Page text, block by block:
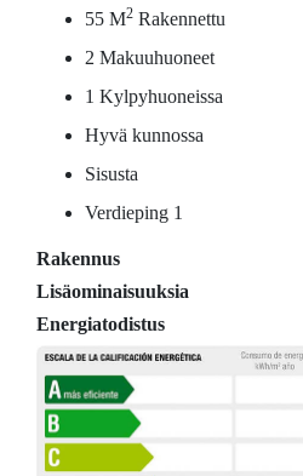
55 M2 Rakennettu
2 Makuuhuoneet
1 Kylpyhuoneissa
Hyvä kunnossa
Sisusta
Verdieping 1
Rakennus
Lisäominaisuuksia
Energiatodistus